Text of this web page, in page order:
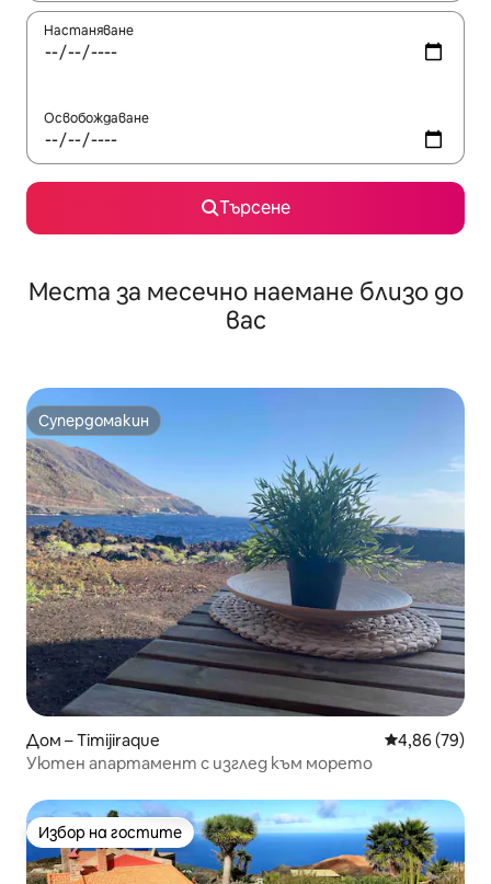
Настаняване
Освобождаване
Търсене
Места за месечно наемане близо до
вас
Супердомакин
Супердомакин
Дом – Timijiraque Средна
4,86 (79)
Уютен апартамент с изглед към морето
Избор на гостите
Избор на гостите